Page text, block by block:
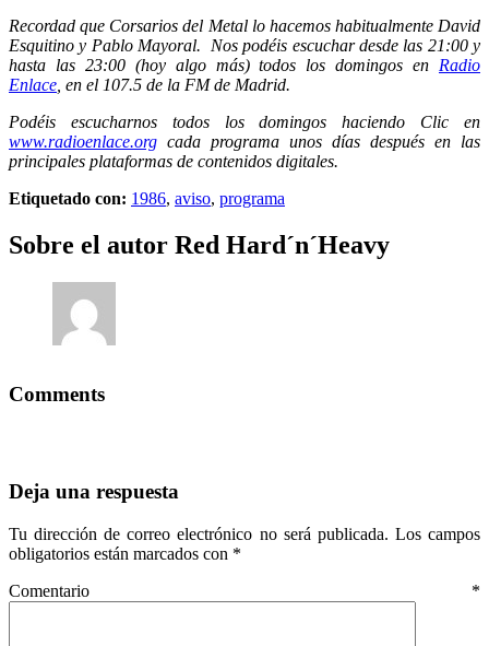
Recordad que Corsarios del Metal lo hacemos habitualmente David
Esquitino y Pablo Mayoral. Nos podéis escuchar desde las 21:00 y
hasta las 23:00 (hoy algo más) todos los domingos en Radio
Enlace , en el 107.5 de la FM de Madrid.
Podéis escucharnos todos los domingos haciendo Clic en
www.radioenlace.org cada programa unos días después en las
principales plataformas de contenidos digitales.
Etiquetado con: 1986, aviso, programa
Sobre el autor Red Hard´n´Heavy
Comments
Deja una respuesta
Tu dirección de correo electrónico no será publicada. Los campos
obligatorios están marcados con *
Comentario *